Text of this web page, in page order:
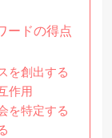
ードの得点
を創出する
作用
を特定する